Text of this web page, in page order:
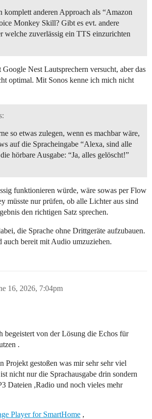
komplett anderen Approach als “Amazon
Monkey Skill? Gibt es evt. andere
welche zuverlässig ein TTS einzurichten
Nest Lautsprechern versucht, aber das
optimal. Mit Sonos kenne ich mich nicht
so etwas zulegen, wenn es machbar wäre,
auf die Spracheingabe “Alexa, sind alle
hörbare Ausgabe: “Ja, alles gelöscht!”
funktionieren würde, wäre sowas per Flow
müsste nur prüfen, ob alle Lichter aus sind
den richtigen Satz sprechen.
die Sprache ohne Drittgeräte aufzubauen.
auch bereit mit Audio umzuziehen.
16, 2026, 7:04pm
begeistert von der Lösung die Echos für
.
Projekt gestoßen was mir sehr sehr viel
nicht nur die Sprachausgabe drin sondern
Dateien ,Radio und noch vieles mehr
Player for SmartHome ,